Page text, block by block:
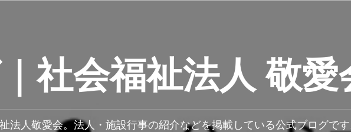
社会福祉法人 敬愛
法人敬愛会。法人・施設行事の紹介などを掲載している公式ブログです